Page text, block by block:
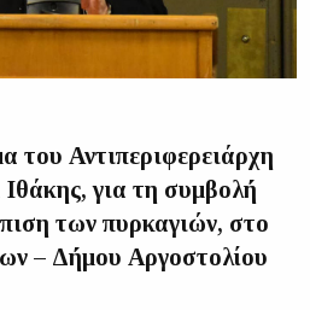
του Αντιπεριφερειάρχη
για τη συμβολή
των πυρκαγιών, στο
– Δήμου Αργοστολίου